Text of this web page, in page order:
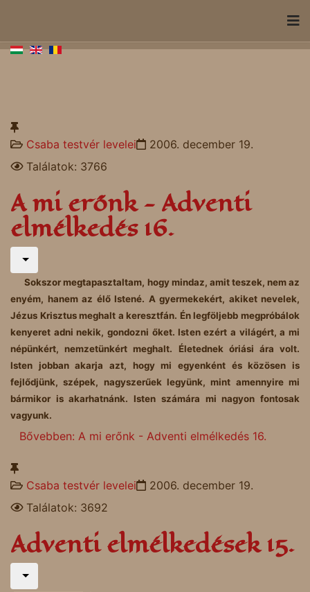
Csaba testvér levelei
2006. december 19.
Találatok: 3766
A mi erőnk - Adventi
elmélkedés 16.
Sokszor megtapasztaltam, hogy mindaz, amit teszek, nem az
enyém, hanem az élő Istené. A gyermekekért, akiket nevelek,
Jézus Krisztus meghalt a keresztfán. Én legföljebb megpróbálok
kenyeret adni nekik, gondozni őket. Isten ezért a világért, a mi
népünkért, nemzetünkért meghalt. Életednek óriási ára volt.
Isten jobban akarja azt, hogy mi egyenként és közösen is
fejlődjünk, szépek, nagyszerűek legyünk, mint amennyire mi
bármikor is akarhatnánk. Isten számára mi nagyon fontosak
vagyunk.
Bővebben: A mi erőnk - Adventi elmélkedés 16.
Csaba testvér levelei
2006. december 19.
Találatok: 3692
Adventi elmélkedések 15.